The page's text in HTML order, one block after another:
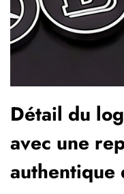
Détail du
avec une
authentique